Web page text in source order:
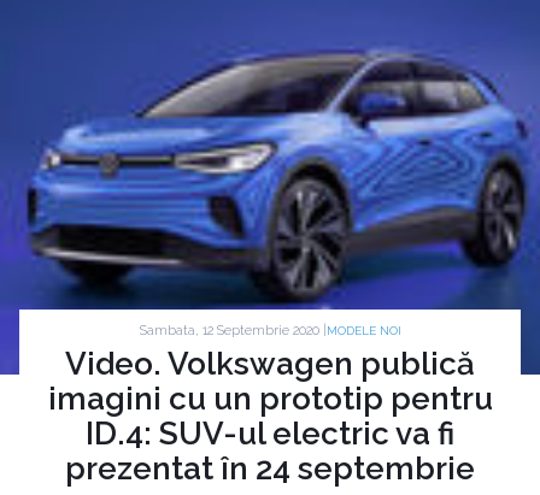
Sambata, 12 Septembrie 2020 | MODELE NOI
Video. Volkswagen publică
imagini cu un prototip pentru
ID.4: SUV-ul electric va fi
prezentat în 24 septembrie